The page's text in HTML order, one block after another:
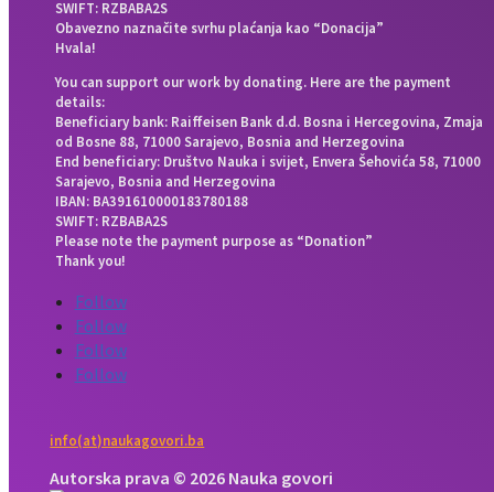
SWIFT: RZBABA2S
Obavezno naznačite svrhu plaćanja kao “Donacija”
Hvala!
You can support our work by donating. Here are the payment
details:
Beneficiary bank: Raiffeisen Bank d.d. Bosna i Hercegovina, Zmaja
od Bosne 88, 71000 Sarajevo, Bosnia and Herzegovina
End beneficiary: Društvo Nauka i svijet, Envera Šehovića 58, 71000
Sarajevo, Bosnia and Herzegovina
IBAN: BA391610000183780188
SWIFT: RZBABA2S
Please note the payment purpose as “Donation”
Thank you!
Follow
Follow
Follow
Follow
info(at)naukagovori.ba
Autorska prava © 2026 Nauka govori